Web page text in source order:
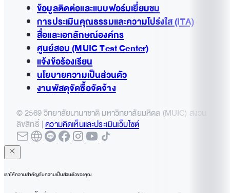
ข้อมูลติดต่อและแบบฟอร์มเยี่ยมชม
การประเมินคุณธรรมและความโปร่งใส (ITA)
สื่อและเอกลักษณ์องค์กร
ศูนย์สอบ (MUIC Test Center)
แจ้งข้อร้องเรียน
นโยบายความเป็นส่วนตัว
งานพัสดุจัดซื้อจัดจ้าง
© 2569 วิทยาลัยนานาชาติ มหาวิทยาลัยมหิดล (MUIC) สงวน
ลิขสิทธิ์ |ความคิดเห็นและประเมินเว็บไซต์
เราให้ความสำคัญกับความเป็นส่วนตัวของคุณ